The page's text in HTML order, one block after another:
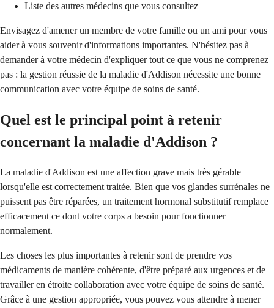
Liste des autres médecins que vous consultez
Envisagez d'amener un membre de votre famille ou un ami pour vous
aider à vous souvenir d'informations importantes. N'hésitez pas à
demander à votre médecin d'expliquer tout ce que vous ne comprenez
pas : la gestion réussie de la maladie d'Addison nécessite une bonne
communication avec votre équipe de soins de santé.
Quel est le principal point à retenir
concernant la maladie d'Addison ?
La maladie d'Addison est une affection grave mais très gérable
lorsqu'elle est correctement traitée. Bien que vos glandes surrénales ne
puissent pas être réparées, un traitement hormonal substitutif remplace
efficacement ce dont votre corps a besoin pour fonctionner
normalement.
Les choses les plus importantes à retenir sont de prendre vos
médicaments de manière cohérente, d'être préparé aux urgences et de
travailler en étroite collaboration avec votre équipe de soins de santé.
Grâce à une gestion appropriée, vous pouvez vous attendre à mener